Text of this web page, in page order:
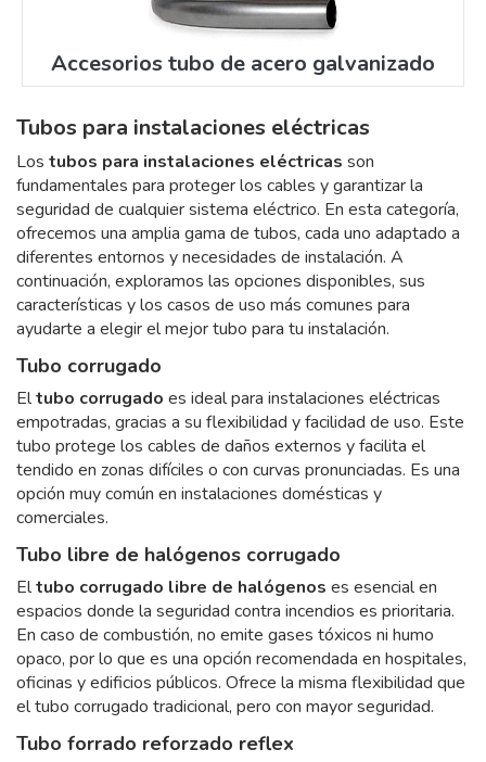
Accesorios tubo de acero galvanizado
Tubos para instalaciones eléctricas
Los tubos para instalaciones eléctricas son
fundamentales para proteger los cables y garantizar la
seguridad de cualquier sistema eléctrico. En esta categoría,
ofrecemos una amplia gama de tubos, cada uno adaptado a
diferentes entornos y necesidades de instalación. A
continuación, exploramos las opciones disponibles, sus
características y los casos de uso más comunes para
ayudarte a elegir el mejor tubo para tu instalación.
Tubo corrugado
Eltubo corrugado es ideal para instalaciones eléctricas
empotradas, gracias a su flexibilidad y facilidad de uso. Este
tubo protege los cables de daños externos y facilita el
tendido en zonas difíciles o con curvas pronunciadas. Es una
opción muy común en instalaciones domésticas y
comerciales.
Tubo libre de halógenos corrugado
Eltubo corrugado libre de halógenos es esencial en
espacios donde la seguridad contra incendios es prioritaria.
En caso de combustión, no emite gases tóxicos ni humo
opaco, por lo que es una opción recomendada en hospitales,
oficinas y edificios públicos. Ofrece la misma flexibilidad que
el tubo corrugado tradicional, pero con mayor seguridad.
Tubo forrado reforzado reflex